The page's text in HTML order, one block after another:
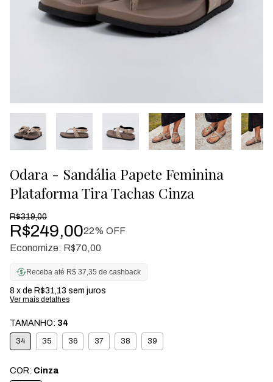
Odara - Sandália Papete Feminina
Plataforma Tira Tachas Cinza
R$319,00
R$249,0022% OFF
Economize: R$70,00
Receba até R$ 37,35 de cashback
8 x de R$31,13 sem juros
Ver mais detalhes
TAMANHO: 34
34 35 36 37 38 39
COR: Cinza